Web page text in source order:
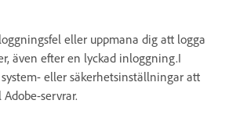
eller uppmana dig att logga
även efter en lyckad inloggning.I
eller säkerhetsinställningar att
servrar.